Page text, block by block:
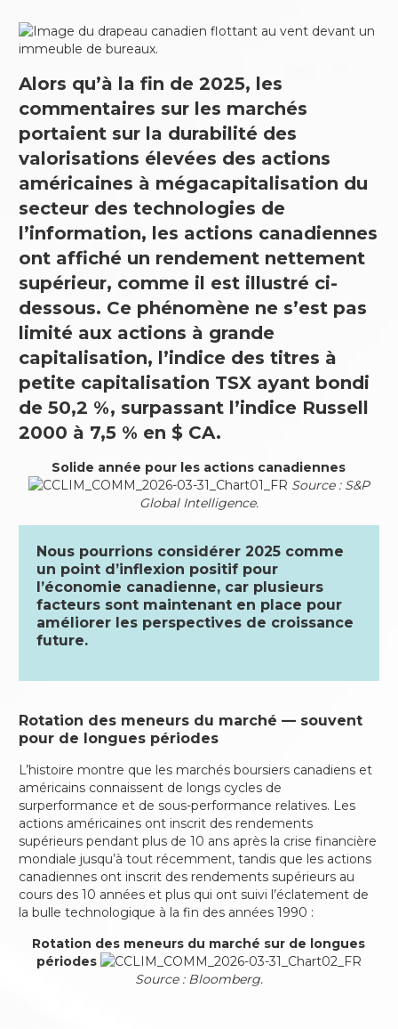
Alors qu’à la fin de 2025, les
commentaires sur les marchés
portaient sur la durabilité des
valorisations élevées des actions
américaines à mégacapitalisation du
secteur des technologies de
l’information, les actions canadiennes
ont affiché un rendement nettement
supérieur, comme il est illustré ci-
dessous. Ce phénomène ne s’est pas
limité aux actions à grande
capitalisation, l’indice des titres à
petite capitalisation TSX ayant bondi
de 50,2 %, surpassant l’indice Russell
2000 à 7,5 % en $ CA.
Solide année pour les actions canadiennes
Source : S&P
Global Intelligence.
Nous pourrions considérer 2025 comme
un point d’inflexion positif pour
l’économie canadienne, car plusieurs
facteurs sont maintenant en place pour
améliorer les perspectives de croissance
future.
Rotation des meneurs du marché — souvent
pour de longues périodes
L’histoire montre que les marchés boursiers canadiens et
américains connaissent de longs cycles de
surperformance et de sous-performance relatives. Les
actions américaines ont inscrit des rendements
supérieurs pendant plus de 10 ans après la crise financière
mondiale jusqu’à tout récemment, tandis que les actions
canadiennes ont inscrit des rendements supérieurs au
cours des 10 années et plus qui ont suivi l’éclatement de
la bulle technologique à la fin des années 1990 :
Rotation des meneurs du marché sur de longues
périodes
Source : Bloomberg.